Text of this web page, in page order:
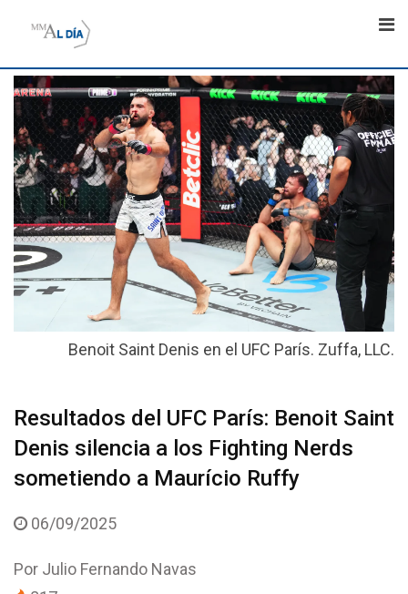
Benoit Saint Denis en el UFC París. Zuffa, LLC.
Resultados del UFC París: Benoit Saint
Denis silencia a los Fighting Nerds
sometiendo a Maurício Ruffy
06/09/2025
Por Julio Fernando Navas